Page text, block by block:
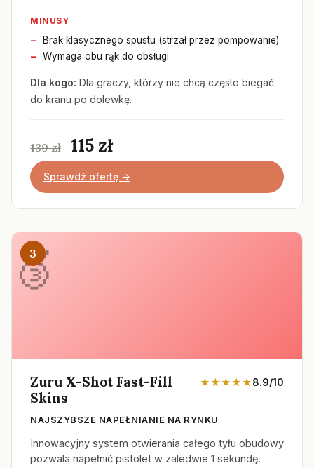
MINUSY
Brak klasycznego spustu (strzał przez pompowanie)
Wymaga obu rąk do obsługi
Dla kogo: Dla graczy, którzy nie chcą często biegać
do kranu po dolewkę.
139 zł 115 zł
Sprawdź ofertę →
3
Zuru X-Shot Fast-Fill
Skins
★★★★★8.9/10
NAJSZYBSZE NAPEŁNIANIE NA RYNKU
Innowacyjny system otwierania całego tyłu obudowy
pozwala napełnić pistolet w zaledwie 1 sekundę.